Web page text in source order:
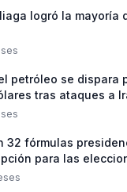
logró la mayoría
petróleo se dispara
tras ataques a
32 fórmulas
para las